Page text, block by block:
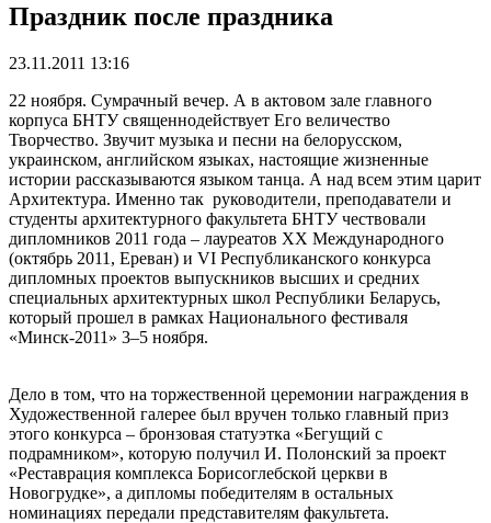
Праздник после праздника
23.11.2011 13:16
22 ноября. Сумрачный вечер. А в актовом зале главного
корпуса БНТУ священнодействует Его величество
Творчество. Звучит музыка и песни на белорусском,
украинском, английском языках, настоящие жизненные
истории рассказываются языком танца. А над всем этим царит
Архитектура. Именно так руководители, преподаватели и
студенты архитектурного факультета БНТУ чествовали
дипломников 2011 года – лауреатов XX Международного
(октябрь 2011, Ереван) и VI Республиканского конкурса
дипломных проектов выпускников высших и средних
специальных архитектурных школ Республики Беларусь,
который прошел в рамках Национального фестиваля
«Минск-2011» 3–5 ноября.
Дело в том, что на торжественной церемонии награждения в
Художественной галерее был вручен только главный приз
этого конкурса – бронзовая статуэтка «Бегущий с
подрамником», которую получил И. Полонский за проект
«Реставрация комплекса Борисоглебской церкви в
Новогрудке», а дипломы победителям в остальных
номинациях передали представителям факультета.